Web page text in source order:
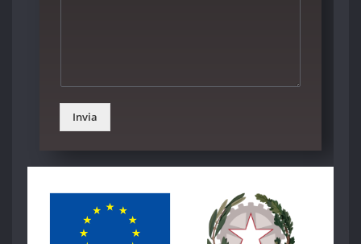
Invia